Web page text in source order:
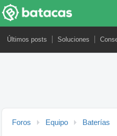
Últimos posts Soluciones
Foros Equipo Baterías